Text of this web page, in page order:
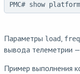
PMC# show
Параметры load,
вывода телеметрии —
Пример выполнения